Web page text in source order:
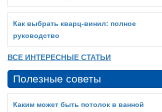
Как выбрать кварц‑винил: полное
руководство
ВСЕ ИНТЕРЕСНЫЕ СТАТЬИ
Полезные советы
Каким может быть потолок в ванной